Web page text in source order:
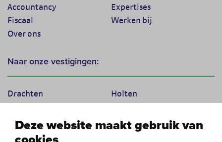
Deze website maakt gebruik van
Accountancy
Expertises
Fiscaal
Werken bij
Over ons
Naar onze vestigingen:
Drachten
Holten
Texel
Tiel
Veenendaal